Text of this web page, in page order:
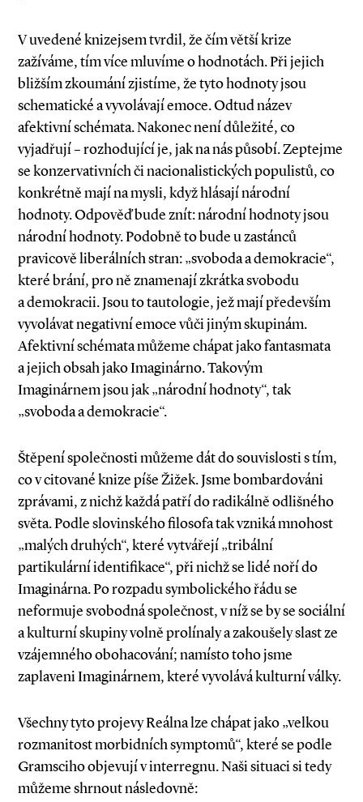
V uvedené knizejsem tvrdil, že čím větší krize
zažíváme, tím více mluvíme o hodnotách. Při jejich
bližším zkoumání zjistíme, že tyto hodnoty jsou
schematické a vyvolávají emoce. Odtud název
afektivní schémata. Nakonec není důležité, co
vyjadřují – rozhodující je, jak na nás působí. Zeptejme
se konzervativních či nacionalistických populistů, co
konkrétně mají na mysli, když hlásají národní
hodnoty. Odpověď bude znít: národní hodnoty jsou
národní hodnoty. Podobně to bude u zastánců
pravicově liberálních stran: „svoboda a demokracie“,
které brání, pro ně znamenají zkrátka svobodu
a demokracii. Jsou to tautologie, jež mají především
vyvolávat negativní emoce vůči jiným skupinám.
Afektivní schémata můžeme chápat jako fantasmata
a jejich obsah jako Imaginárno. Takovým
Imaginárnem jsou jak „národní hodnoty“, tak
„svoboda a demokracie“.
Štěpení společnosti můžeme dát do souvislosti s tím,
co v citované knize píše Žižek. Jsme bombardováni
zprávami, z nichž každá patří do radikálně odlišného
světa. Podle slovinského filosofa tak vzniká mnohost
„malých druhých“, které vytvářejí „tribální
partikulární identifikace“, při nichž se lidé noří do
Imaginárna. Po rozpadu symbolického řádu se
neformuje svobodná společnost, v níž se by se sociální
a kulturní skupiny volně prolínaly a zakoušely slast ze
vzájemného obohacování; namísto toho jsme
zaplaveni Imaginárnem, které vyvolává kulturní války.
Všechny tyto projevy Reálna lze chápat jako „velkou
rozmanitost morbidních symptomů“, které se podle
Gramsciho objevují v interregnu. Naši situaci si tedy
můžeme shrnout následovně: